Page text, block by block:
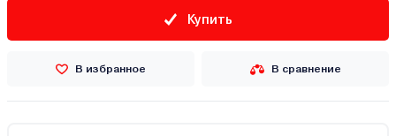
Купить
В избранное В сравнение